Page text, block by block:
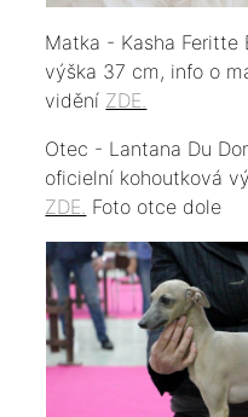
Matka - Kasha
výška 37 cm, info o
vidění ZDE.
Otec - Lantana Du
oficielní kohoutková
ZDE. Foto otce dole